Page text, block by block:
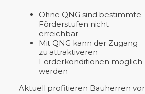
Ohne QNG sind bestimmte
Förderstufen nicht
erreichbar
Mit QNG kann der Zugang
zu attraktiveren
Förderkonditionen möglich
werden
Aktuell profitieren Bauherren vor